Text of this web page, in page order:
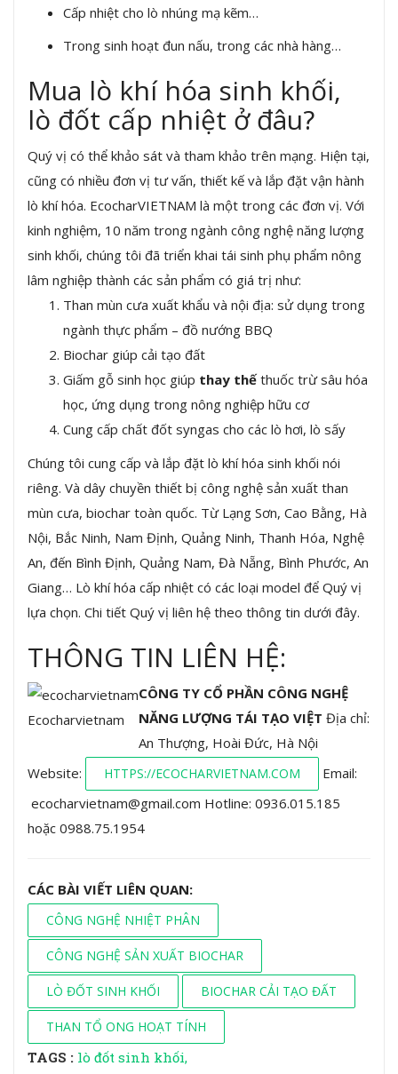
Cấp nhiệt cho lò nhúng mạ kẽm…
Trong sinh hoạt đun nấu, trong các nhà hàng…
Mua lò khí hóa sinh khối,
lò đốt cấp nhiệt ở đâu?
Quý vị có thể khảo sát và tham khảo trên mạng. Hiện tại,
cũng có nhiều đơn vị tư vấn, thiết kế và lắp đặt vận hành
lò khí hóa. EcocharVIETNAM là một trong các đơn vị. Với
kinh nghiệm, 10 năm trong ngành công nghệ năng lượng
sinh khối, chúng tôi đã triển khai tái sinh phụ phẩm nông
lâm nghiệp thành các sản phẩm có giá trị như:
Than mùn cưa xuất khẩu và nội địa: sử dụng trong
ngành thực phẩm – đồ nướng BBQ
Biochar giúp cải tạo đất
Giấm gỗ sinh học giúp thay thế thuốc trừ sâu hóa
học, ứng dụng trong nông nghiệp hữu cơ
Cung cấp chất đốt syngas cho các lò hơi, lò sấy
Chúng tôi cung cấp và lắp đặt lò khí hóa sinh khối nói
riêng. Và dây chuyền thiết bị công nghệ sản xuất than
mùn cưa, biochar toàn quốc. Từ Lạng Sơn, Cao Bằng, Hà
Nội, Bắc Ninh, Nam Định, Quảng Ninh, Thanh Hóa, Nghệ
An, đến Bình Định, Quảng Nam, Đà Nẵng, Bình Phước, An
Giang… Lò khí hóa cấp nhiệt có các loại model để Quý vị
lựa chọn. Chi tiết Quý vị liên hệ theo thông tin dưới đây.
THÔNG TIN LIÊN HỆ:
Ecocharvietnam
CÔNG TY CỔ PHẦN CÔNG NGHỆ
NĂNG LƯỢNG TÁI TẠO VIỆT Địa chỉ:
An Thượng, Hoài Đức, Hà Nội
Website:
HTTPS://ECOCHARVIETNAM.COM
Email:
ecocharvietnam@gmail.com Hotline: 0936.015.185
hoặc 0988.75.1954
CÁC BÀI VIẾT LIÊN QUAN:
CÔNG NGHỆ NHIỆT PHÂN
CÔNG NGHỆ SẢN XUẤT BIOCHAR
LÒ ĐỐT SINH KHỐI BIOCHAR CẢI TẠO ĐẤT
THAN TỔ ONG HOẠT TÍNH
TAGS : lò đốt sinh khối